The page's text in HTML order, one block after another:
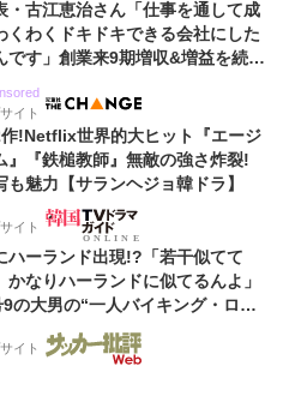
・古江恵治さん「仕事を通して成
くわくドキドキできる会社にした
です」創業来9期増収&増益を続け
イト
!Netflix世界的大ヒット『エージ
』『鉄槌教師』無敵の強さ炸裂!
も魅力【サランヘジョ韓ドラ】
イト
ハーランド出現!?「若干似てて
かなりハーランドに似てるんよ」
の大男の“一人バイキング・ロ
!「元気をもらった」
イト